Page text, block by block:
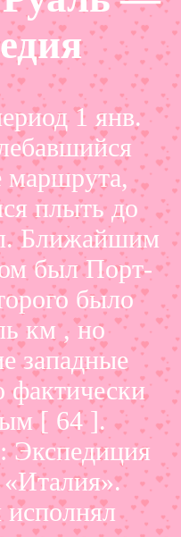
1 янв.
маршрута,
плыть до
Ближайшим
был Порт-
было
км , но
западные
фактически
[ 64 ].
Экспедиция
исполнял